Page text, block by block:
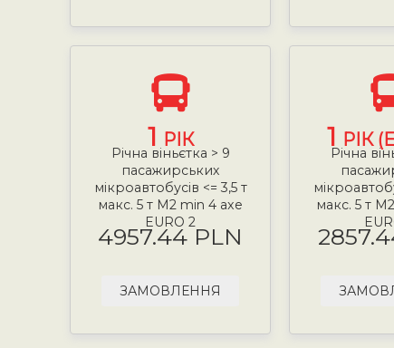
1 РІК
Річна віньєтка > 9
пасажирських
мікроавтобусів <= 3,5 т
макс. 5 т М2 min 4 axe
EURO 2
4957.44 PLN
ЗАМОВЛЕННЯ
1 РІК
Річна
макс. 5 т